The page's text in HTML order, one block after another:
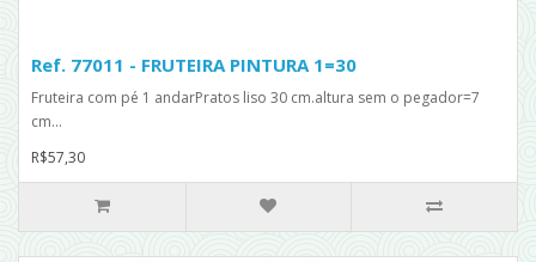
Ref. 77011 - FRUTEIRA PINTURA 1=30
Fruteira com pé 1 andarPratos liso 30 cm.altura sem o pegador=7
cm...
R$57,30